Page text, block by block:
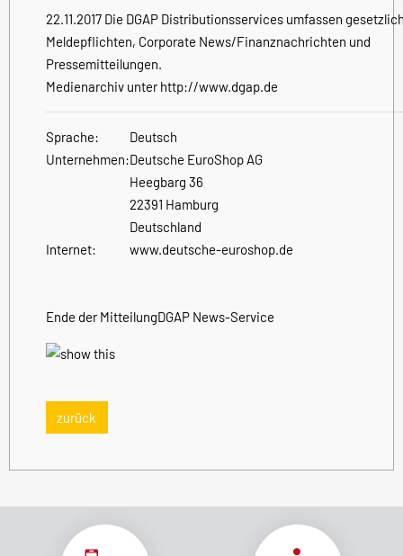
22.11.2017 Die DGAP Distributionsservices umfassen
Meldepflichten, Corporate News/Finanznachrichten und
Pressemitteilungen.
Medienarchiv unter http://www.dgap.de
Sprache:
Deutsch
Unternehmen:Deutsche EuroShop AG
Heegbarg 36
22391 Hamburg
Deutschland
Internet:
www.deutsche-euroshop.de
Ende der MitteilungDGAP News-Service
zurück